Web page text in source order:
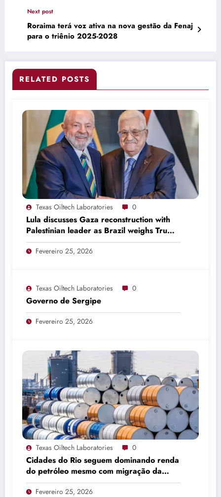
Next post
Roraima terá voz ativa na nova gestão da Fenaj
para o triênio 2025-2028
RELATED POSTS
Texas Oiltech Laboratories 0
Lula discusses Gaza reconstruction with
Palestinian leader as Brazil weighs Trump
invitation
Fevereiro 25, 2026
Texas Oiltech Laboratories 0
Governo de Sergipe
Fevereiro 25, 2026
Texas Oiltech Laboratories 0
Cidades do Rio seguem dominando renda
do petróleo mesmo com migração da
produção
Fevereiro 25, 2026